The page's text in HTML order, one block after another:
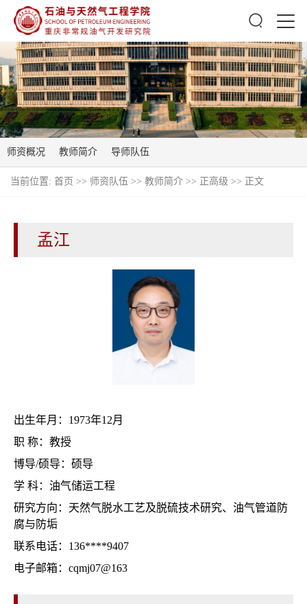
师资概况 教师简介 导师队伍
当前位置: 首页 >> 师资队伍 >> 教师简介 >> 正高级 >> 正文
孟江
出生年月：1973年12月
职 称：教授
博导/硕导：硕导
学 科：油气储运工程
研究方向：天然气脱水工艺及脱硫技术研究、油气管道防
腐与防垢
联系电话：136****9407
电子邮箱：cqmj07@163